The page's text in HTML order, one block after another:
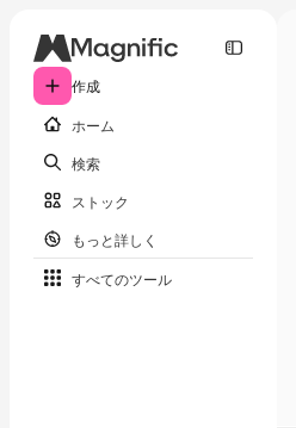
作成
ホーム
検索
ストック
もっと詳しく
すべてのツール